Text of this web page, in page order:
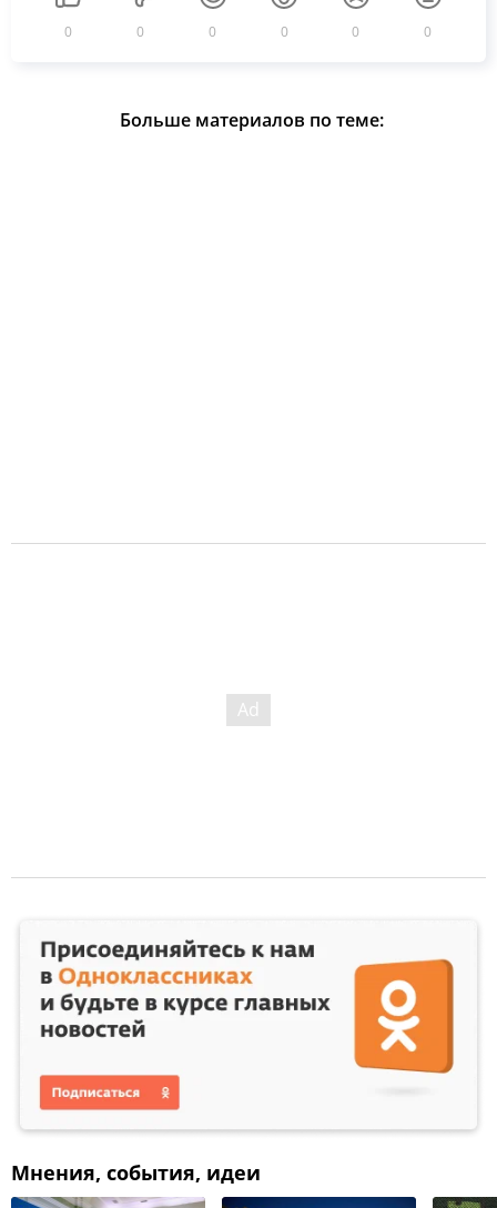
0 0 0 0 0 0
Больше материалов по теме:
Мнения, события, идеи